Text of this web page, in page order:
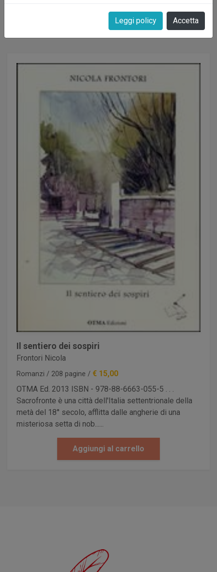
Leggi policy Accetta
Il sentiero dei sospiri
Frontori Nicola
Romanzi / 208 pagine /€ 15,00
OTMA Ed. 2013 ISBN - 978-88-6663-055-5 . . .
Sacrofronte è una città dell'Italia settentrionale della
metà del 18° secolo, afflitta dalle angherie di una
misteriosa setta di nob......
Aggiungi al carrello